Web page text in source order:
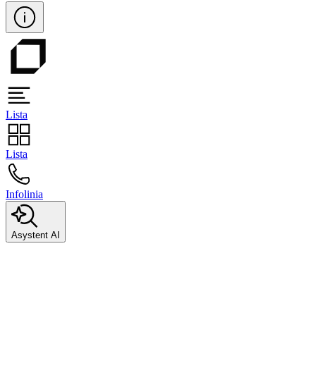
Lista
Lista
Infolinia
Asystent AI